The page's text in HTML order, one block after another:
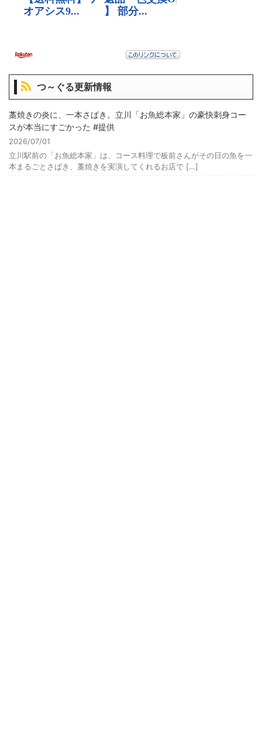
つ～ぐる更新情報
藁焼きの炎に、一本さばき。立川「お魚総本家」の豪快刺身コー
スが本当にすごかった #提供
2026/07/01
立川駅前の「お魚総本家」は、コース料理で板前さんがその日の魚を一
本まるごとさばき、藁焼きを実演してくれるお店で […]